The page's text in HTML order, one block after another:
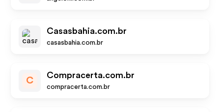
Casasbahia.com.br
casasbahia.com.br
C
Compracerta.com.br
compracerta.com.br